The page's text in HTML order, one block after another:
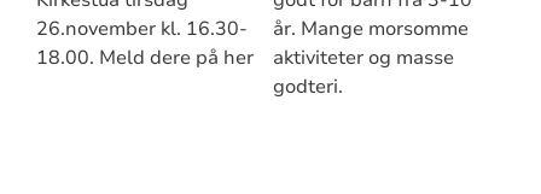
26.november kl. 16.30-
18.00. Meld dere på her
år. Mange morsomme
aktiviteter og masse
godteri.